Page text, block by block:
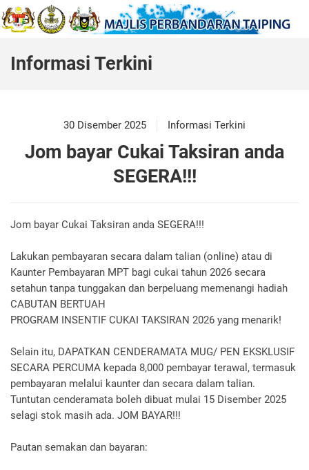
Informasi Terkini
30 Disember 2025 Informasi Terkini
Jom bayar Cukai Taksiran anda
SEGERA!!!
Jom bayar Cukai Taksiran anda SEGERA!!!
Lakukan pembayaran secara dalam talian (online) atau di
Kaunter Pembayaran MPT bagi cukai tahun 2026 secara
setahun tanpa tunggakan dan berpeluang memenangi hadiah
CABUTAN BERTUAH
PROGRAM INSENTIF CUKAI TAKSIRAN 2026 yang menarik!
Selain itu, DAPATKAN CENDERAMATA MUG/ PEN EKSKLUSIF
SECARA PERCUMA kepada 8,000 pembayar terawal, termasuk
pembayaran melalui kaunter dan secara dalam talian.
Tuntutan cenderamata boleh dibuat mulai 15 Disember 2025
selagi stok masih ada. JOM BAYAR!!!
Pautan semakan dan bayaran: